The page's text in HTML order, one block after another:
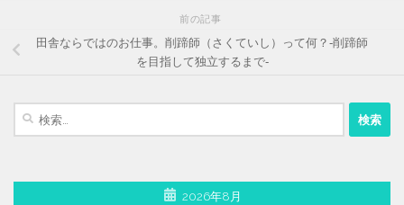
前の記事
田舎ならではのお仕事。削蹄師（さくていし）って何？‐削蹄師
を目指して独立するまで‐
検
2026年8月